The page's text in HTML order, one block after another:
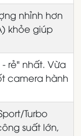
nhỉnh hơn
khỏe giúp
rẻ" nhất. Vừa
camera hành
Turbo
suất lớn,